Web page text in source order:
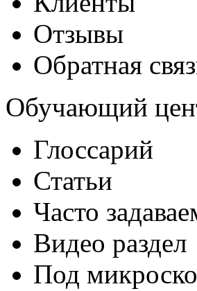
Отзывы
Обратная
Обучающий
Глоссарий
Статьи
Часто
Видео раздел
Под